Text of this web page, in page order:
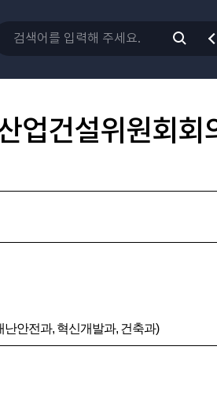
업건설위원회회
안전과, 혁신개발과, 건축과)